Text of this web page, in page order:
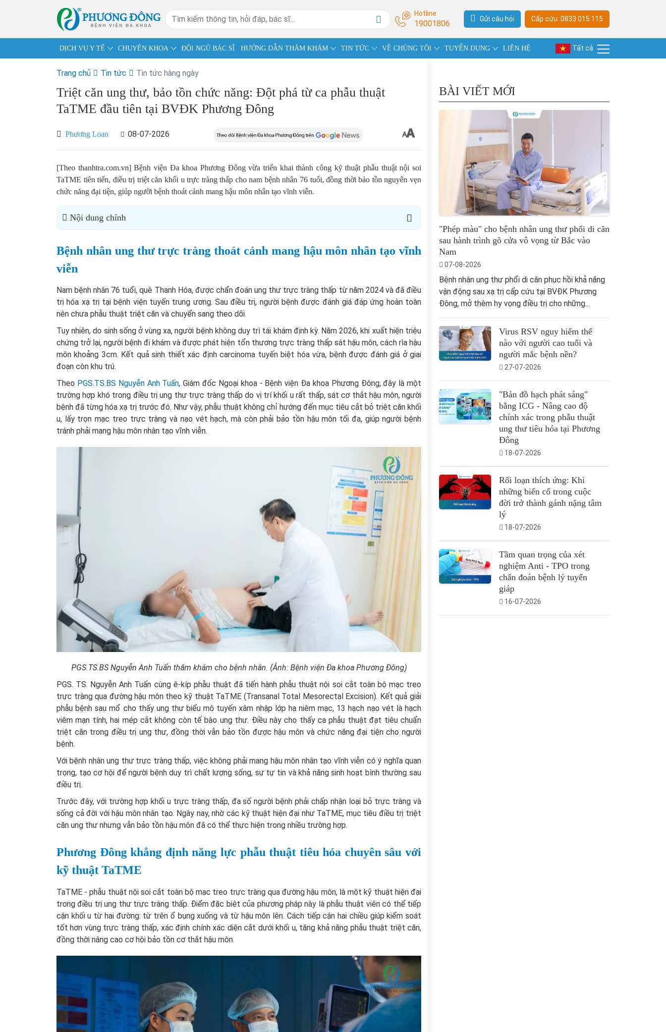
Hotline
19001806 Gửi câu hỏi Cấp cứu: 0833 015 115
DỊCH VỤ Y TẾ CHUYÊN KHOA ĐỘI NGŨ BÁC SĨ HƯỚNG DẪN THĂM KHÁM TIN TỨC VỀ CHÚNG TÔI TUYỂN DỤNG LIÊN HỆ Tất cả
Trang chủ Tin tức Tin tức hàng ngày
Triệt căn ung thư, bảo tồn chức năng: Đột phá từ ca phẫu thuật
TaTME đầu tiên tại BVĐK Phương Đông
Phương Loan 08-07-2026
[Theo thanhtra.com.vn] Bệnh viện Đa khoa Phương Đông vừa triển khai thành công kỹ thuật phẫu thuật nội soi
TaTME tiên tiến, điều trị triệt căn khối u trực tràng thấp cho nam bệnh nhân 76 tuổi, đồng thời bảo tồn nguyên vẹn
chức năng đại tiện, giúp người bệnh thoát cảnh mang hậu môn nhân tạo vĩnh viễn.
Nội dung chính
Bệnh nhân ung thư trực tràng thoát cảnh mang hậu môn nhân tạo vĩnh
viễn
Nam bệnh nhân 76 tuổi, quê Thanh Hóa, được chẩn đoán ung thư trực tràng thấp từ năm 2024 và đã điều
trị hóa xạ trị tại bệnh viện tuyến trung ương. Sau điều trị, người bệnh được đánh giá đáp ứng hoàn toàn
nên chưa phẫu thuật triệt căn và chuyển sang theo dõi.
Tuy nhiên, do sinh sống ở vùng xa, người bệnh không duy trì tái khám định kỳ. Năm 2026, khi xuất hiện triệu
chứng trở lại, người bệnh đi khám và được phát hiện tổn thương trực tràng thấp sát hậu môn, cách rìa hậu
môn khoảng 3cm. Kết quả sinh thiết xác định carcinoma tuyến biệt hóa vừa, bệnh được đánh giá ở giai
đoạn còn khu trú.
Theo PGS.TS.BS Nguyễn Anh Tuấn, Giám đốc Ngoại khoa - Bệnh viện Đa khoa Phương Đông, đây là một
trường hợp khó trong điều trị ung thư trực tràng thấp do vị trí khối u rất thấp, sát cơ thắt hậu môn, người
bệnh đã từng hóa xạ trị trước đó. Như vậy, phẫu thuật không chỉ hướng đến mục tiêu cắt bỏ triệt căn khối
u, lấy trọn mạc treo trực tràng và nạo vét hạch, mà còn phải bảo tồn hậu môn tối đa, giúp người bệnh
tránh phải mang hậu môn nhân tạo vĩnh viễn.
PGS.TS.BS Nguyễn Anh Tuấn thăm khám cho bệnh nhân. (Ảnh: Bệnh viện Đa khoa Phương Đông)
PGS. TS. Nguyễn Anh Tuấn cùng ê-kíp phẫu thuật đã tiến hành phẫu thuật nội soi cắt toàn bộ mạc treo
trực tràng qua đường hậu môn theo kỹ thuật TaTME (Transanal Total Mesorectal Excision). Kết quả giải
phẫu bệnh sau mổ cho thấy ung thư biểu mô tuyến xâm nhập lớp hạ niêm mạc, 13 hạch nạo vét là hạch
viêm mạn tính, hai mép cắt không còn tế bào ung thư. Điều này cho thấy ca phẫu thuật đạt tiêu chuẩn
triệt căn trong điều trị ung thư, đồng thời vẫn bảo tồn được hậu môn và chức năng đại tiện cho người
bệnh.
Với bệnh nhân ung thư trực tràng thấp, việc không phải mang hậu môn nhân tạo vĩnh viễn có ý nghĩa quan
trọng, tạo cơ hội để người bệnh duy trì chất lượng sống, sự tự tin và khả năng sinh hoạt bình thường sau
điều trị.
Trước đây, với trường hợp khối u trực tràng thấp, đa số người bệnh phải chấp nhận loại bỏ trực tràng và
sống cả đời với hậu môn nhân tạo. Ngày nay, nhờ các kỹ thuật hiện đại như TaTME, mục tiêu điều trị triệt
căn ung thư nhưng vẫn bảo tồn hậu môn đã có thể thực hiện trong nhiều trường hợp.
Phương Đông khẳng định năng lực phẫu thuật tiêu hóa chuyên sâu với
kỹ thuật TaTME
TaTME - phẫu thuật nội soi cắt toàn bộ mạc treo trực tràng qua đường hậu môn, là một kỹ thuật hiện đại
trong điều trị ung thư trực tràng thấp. Điểm đặc biệt của phương pháp này là phẫu thuật viên có thể tiếp
cận khối u từ hai đường: từ trên ổ bụng xuống và từ hậu môn lên. Cách tiếp cận hai chiều giúp kiểm soát
tốt hơn vùng trực tràng thấp, xác định chính xác diện cắt dưới khối u, tăng khả năng phẫu thuật triệt căn,
đồng thời nâng cao cơ hội bảo tồn cơ thắt hậu môn.
BÀI VIẾT MỚI
"Phép màu" cho bệnh nhân ung thư phổi di căn
sau hành trình gõ cửa vô vọng từ Bắc vào
Nam
07-08-2026
Bệnh nhân ung thư phổi di căn phục hồi khả năng
vận động sau xạ trị cấp cứu tại BVĐK Phương
Đông, mở thêm hy vọng điều trị cho những...
Virus RSV nguy hiểm thế
nào với người cao tuổi và
người mắc bệnh nền?
27-07-2026
"Bản đồ hạch phát sáng"
bằng ICG - Nâng cao độ
chính xác trong phẫu thuật
ung thư tiêu hóa tại Phương
Đông
18-07-2026
Rối loạn thích ứng: Khi
những biến cố trong cuộc
đời trở thành gánh nặng tâm
lý
18-07-2026
Tầm quan trọng của xét
nghiệm Anti - TPO trong
chẩn đoán bệnh lý tuyến
giáp
16-07-2026